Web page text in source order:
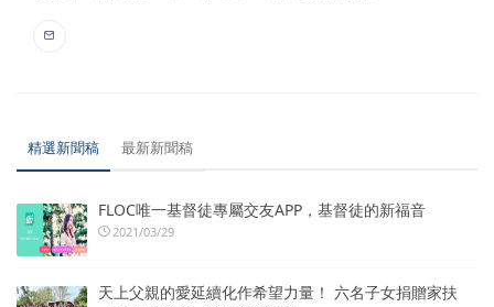
精選新聞稿 最新新聞稿
FLOC唯一基督徒專屬交友APP，基督徒的新福音
2021/03/29
天上父親的愛延續化作希望力量！ 六名子女捐贈家扶